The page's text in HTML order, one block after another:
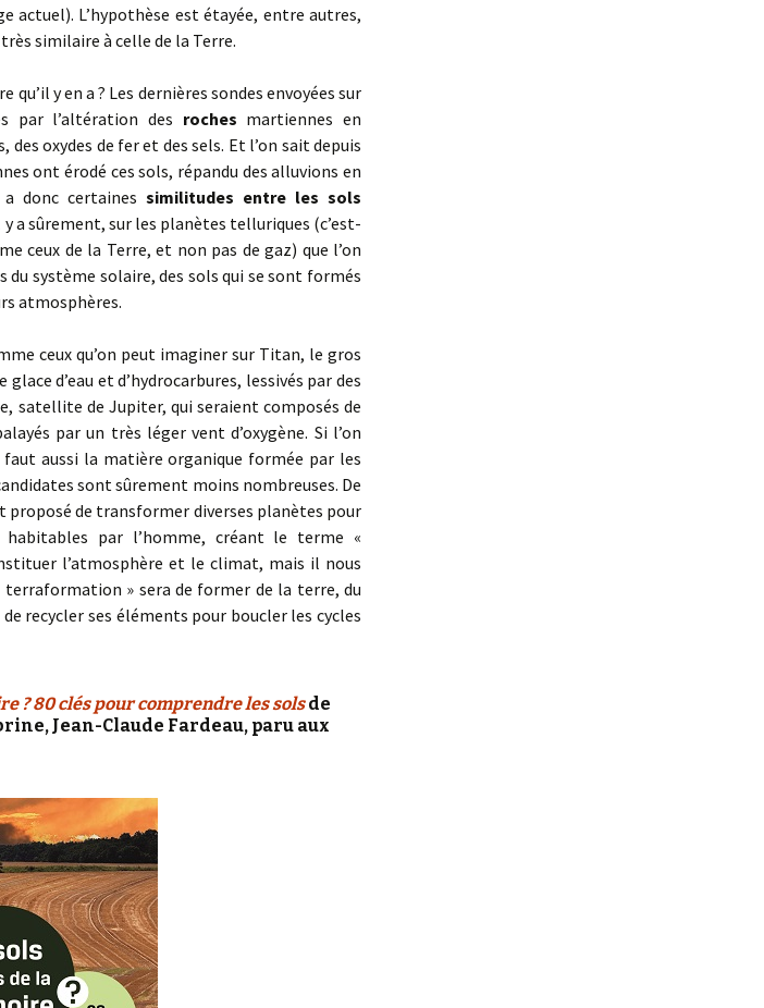
actuel). L’hypothèse est étayée, entre autres,
similaire à celle de la Terre.
y en a ? Les dernières sondes envoyées sur
par l’altération des roches martiennes en
des oxydes de fer et des sels. Et l’on sait depuis
ont érodé ces sols, répandu des alluvions en
donc certaines similitudes entre les sols
y a sûrement, sur les planètes telluriques (c’est-
ceux de la Terre, et non pas de gaz) que l’on
du système solaire, des sols qui se sont formés
atmosphères.
ceux qu’on peut imaginer sur Titan, le gros
d’eau et d’hydrocarbures, lessivés par des
satellite de Jupiter, qui seraient composés de
par un très léger vent d’oxygène. Si l’on
aussi la matière organique formée par les
sont sûrement moins nombreuses. De
de transformer diverses planètes pour
par l’homme, créant le terme «
l’atmosphère et le climat, mais il nous
terraformation » sera de former de la terre, du
recycler ses éléments pour boucler les cycles
? 80 clés pour comprendre les solsde
Jean-Claude Fardeau, paru aux